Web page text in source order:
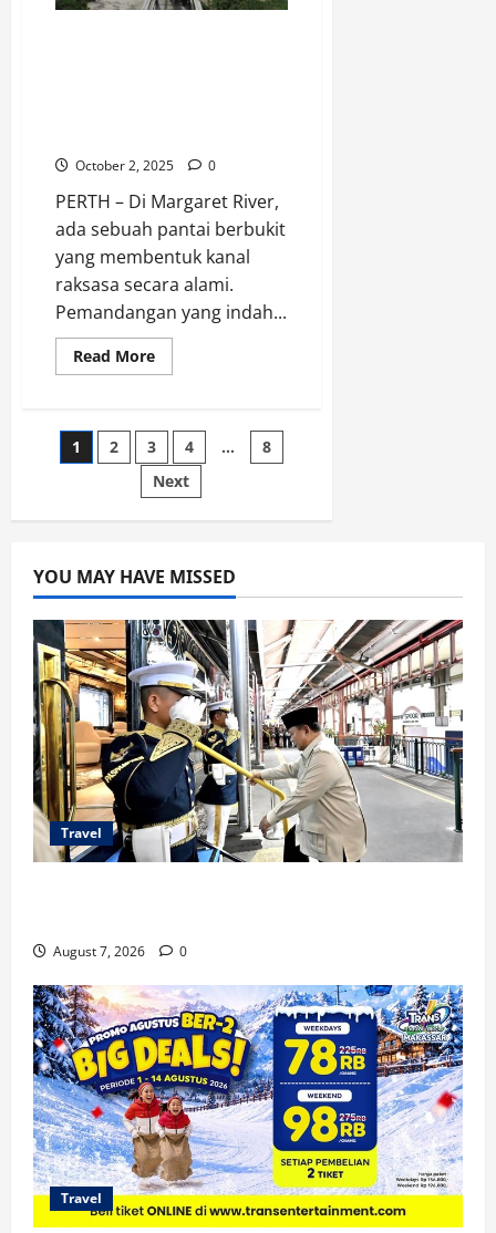
October 2, 2025 0
PERTH – Di Margaret River,
ada sebuah pantai berbukit
yang membentuk kanal
raksasa secara alami.
Pemandangan yang indah...
Read MoreRead
more
Cape
Tours,
Menyusuri
Jalur
Pendakian
Kanal
di
Western
Australia
Posts
pagination
1 2 3 4 …
8
Next
YOU MAY HAVE MISSED
Travel
August 7, 2026 0
Travel